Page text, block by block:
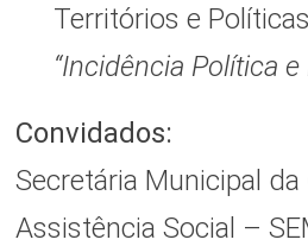
Territórios e
“Incidência Política
Convidados:
Secretária Municipal da
Assistência Social –